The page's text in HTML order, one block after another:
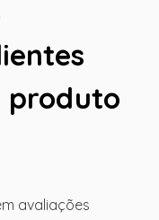
produto
avaliações